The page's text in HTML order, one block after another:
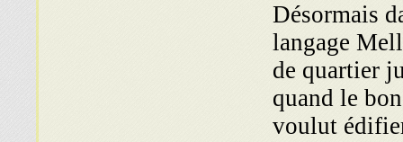
Désormais
langage
de quartier
quand le
voulut